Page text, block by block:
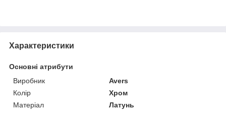
Характеристики
Основні атрибути
Виробник
Avers
Колір
Хром
Матеріал
Латунь